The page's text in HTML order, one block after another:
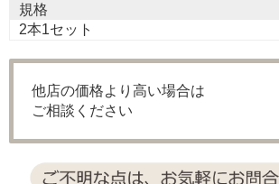
規格
2本1セット
他店の価格より高い場合は
ご相談ください